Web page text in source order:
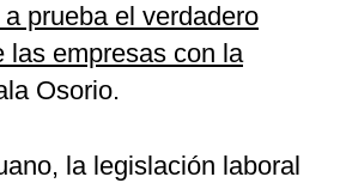
prueba el verdadero
las empresas con la
Osorio.
la legislación laboral